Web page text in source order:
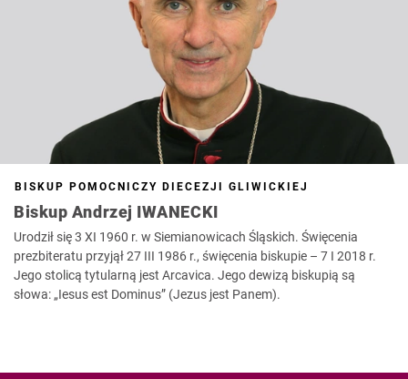
BISKUP POMOCNICZY DIECEZJI GLIWICKIEJ
Biskup Andrzej IWANECKI
Urodził się 3 XI 1960 r. w Siemianowicach Śląskich. Święcenia
prezbiteratu przyjął 27 III 1986 r., święcenia biskupie – 7 I 2018 r.
Jego stolicą tytularną jest Arcavica. Jego dewizą biskupią są
słowa: „Iesus est Dominus” (Jezus jest Panem).